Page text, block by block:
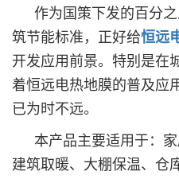
作为国策下发的百分
筑节能标准，正好给恒远
开发应用前景。特别是在
着恒远电热地膜的普及应
已为时不远。
本产品主要适用于：
建筑取暖、大棚保温、仓